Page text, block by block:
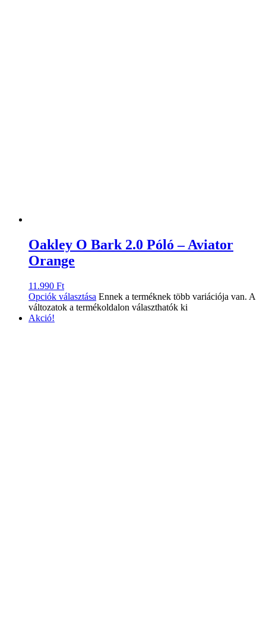
Oakley O Bark 2.0 Póló – Aviator
Orange
11.990 Ft
Opciók választása Ennek a terméknek több variációja van. A
változatok a termékoldalon választhatók ki
Akció!